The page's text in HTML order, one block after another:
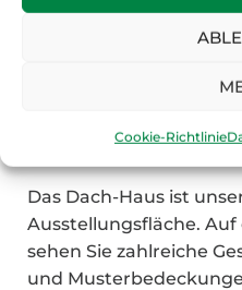
Cookie-Richtlinie
Mit fachkundiger
Das Dach-Haus ist
Ausstellungsfläche.
sehen Sie zahlreiche
und